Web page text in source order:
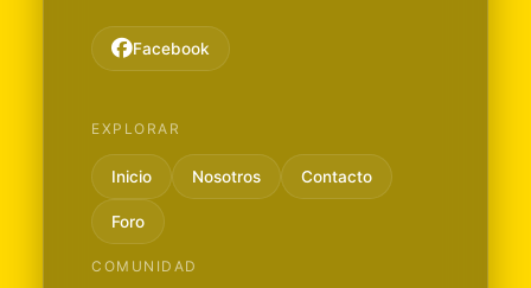
Facebook
EXPLORAR
Inicio Nosotros Contacto
Foro
COMUNIDAD